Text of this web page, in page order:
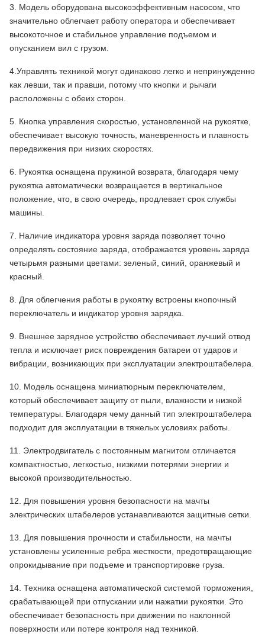
3. Модель оборудована высокоэффективным насосом, что
значительно облегчает работу оператора и обеспечивает
высокоточное и стабильное управление подъемом и
опусканием вил с грузом.
4.Управлять техникой могут одинаково легко и непринужденно
как левши, так и правши, потому что кнопки и рычаги
расположены с обеих сторон.
5. Кнопка управления скоростью, установленной на рукоятке,
обеспечивает высокую точность, маневренность и плавность
передвижения при низких скоростях.
6. Рукоятка оснащена пружиной возврата, благодаря чему
рукоятка автоматически возвращается в вертикальное
положение, что, в свою очередь, продлевает срок службы
машины.
7. Наличие индикатора уровня заряда позволяет точно
определять состояние заряда, отображается уровень заряда
четырьмя разными цветами: зеленый, синий, оранжевый и
красный.
8. Для облегчения работы в рукоятку встроены кнопочный
переключатель и индикатор уровня зарядка.
9. Внешнее зарядное устройство обеспечивает лучший отвод
тепла и исключает риск повреждения батареи от ударов и
вибрации, возникающих при эксплуатации электроштабелера.
10. Модель оснащена миниатюрным переключателем,
который обеспечивает защиту от пыли, влажности и низкой
температуры. Благодаря чему данный тип электроштабелера
подходит для эксплуатации в тяжелых условиях работы.
11. Электродвигатель с постоянным магнитом отличается
компактностью, легкостью, низкими потерями энергии и
высокой производительностью.
12. Для повышения уровня безопасности на мачты
электрических штабелеров устанавливаются защитные сетки.
13. Для повышения прочности и стабильности, на мачты
установлены усиленные ребра жесткости, предотвращающие
опрокидывание при подъеме и транспортировке груза.
14. Техника оснащена автоматической системой торможения,
срабатывающей при отпускании или нажатии рукоятки. Это
обеспечивает безопасность при движении по наклонной
поверхности или потере контроля над техникой.